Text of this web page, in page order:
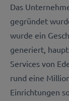
Das
gegründet
wurde ein
generiert,
Services von
rund eine
Einrichtungen